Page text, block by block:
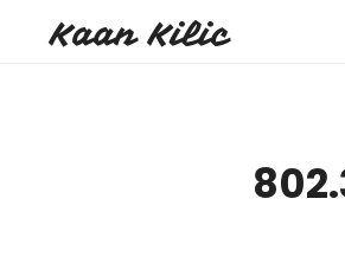
Kaan Kilic